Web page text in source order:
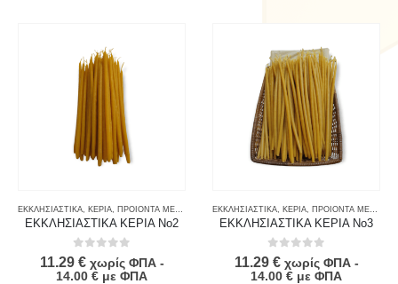
ΕΚΚΛΗΣΙΑΣΤΙΚΑ, ΚΕΡΙΑ, ΠΡΟΙΟΝΤΑ ΜΕΛΙΣΣΑΣ & ΚΑΤΑΝΑΛΩΤΗ
ΕΚΚΛΗΣΙΑΣΤΙΚΑ ΚΕΡΙΑ Νο2
0out of 5
11.29 € χωρίς ΦΠΑ -
14.00 € με ΦΠΑ
ΕΚΚΛΗΣΙΑΣΤΙΚΑ, ΚΕΡΙΑ, ΠΡΟΙΟΝΤΑ ΜΕΛΙΣΣΑΣ & ΚΑΤΑΝΑΛΩΤΗ
ΕΚΚΛΗΣΙΑΣΤΙΚΑ ΚΕΡΙΑ Νο3
0out of 5
11.29 € χωρίς ΦΠΑ -
14.00 € με ΦΠΑ